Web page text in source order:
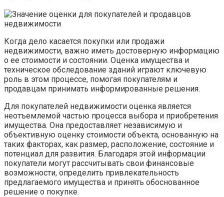
Когда дело касается покупки или продажи
недвижимости, важно иметь достоверную информацию
о ее стоимости и состоянии. Оценка имущества и
техническое обследование зданий играют ключевую
роль в этом процессе, помогая покупателям и
продавцам принимать информированные решения.
Для покупателей недвижимости оценка является
неотъемлемой частью процесса выбора и приобретения
имущества. Она предоставляет независимую и
объективную оценку стоимости объекта, основанную на
таких факторах, как размер, расположение, состояние и
потенциал для развития. Благодаря этой информации
покупатели могут рассчитывать свои финансовые
возможности, определить привлекательность
предлагаемого имущества и принять обоснованное
решение о покупке.